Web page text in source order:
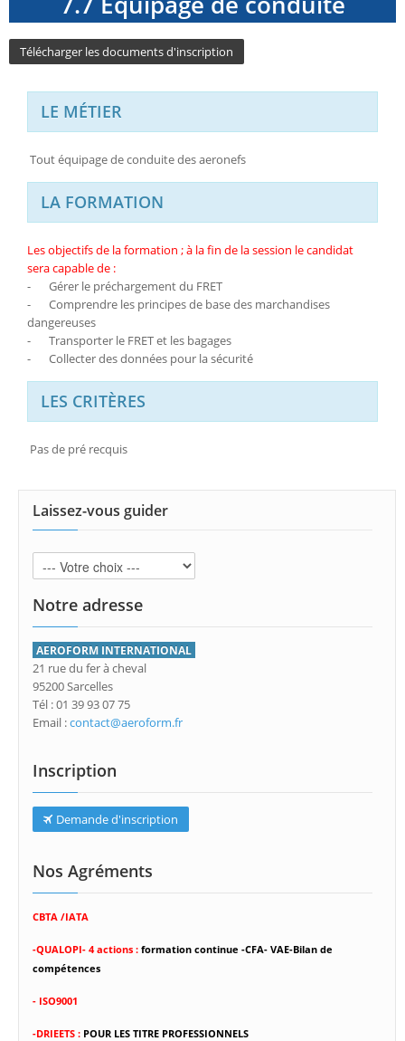
Télécharger les documents d'inscription
LE MÉTIER
Tout équipage de conduite des aeronefs
LA FORMATION
Les objectifs de la formation ; à la fin de la session le candidat
sera capable de :
-
Gérer le préchargement du FRET
-
Comprendre les principes de base des marchandises
dangereuses
-
Transporter le FRET et les bagages
-
Collecter des données pour la sécurité
LES CRITÈRES
Pas de pré recquis
Laissez-vous guider
Notre adresse
AEROFORM INTERNATIONAL
21 rue du fer à cheval
95200 Sarcelles
Tél : 01 39 93 07 75
Email :contact@aeroform.fr
Inscription
Demande d'inscription
Nos Agréments
CBTA /IATA
-QUALOPI- 4 actions : formation continue -CFA- VAE-Bilan de
compétences
- ISO9001
-DRIEETS : POUR LES TITRE PROFESSIONNELS